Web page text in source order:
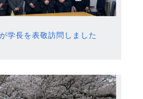
学長を表敬訪問しました